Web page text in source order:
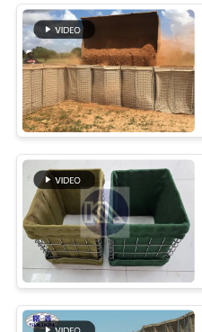
PLAN
DU
SITE
POLITIQUE
DE